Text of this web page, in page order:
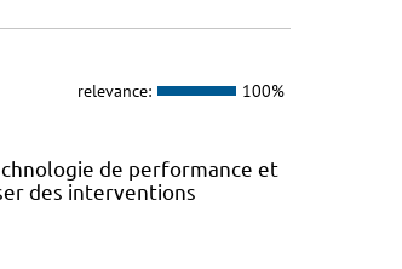
relevance: 100%
de performance et
des interventions